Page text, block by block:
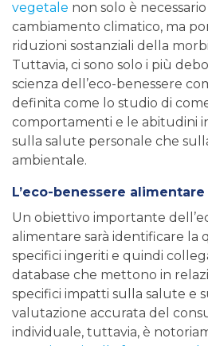
vegetale non solo è
cambiamento climatico, ma
riduzioni sostanziali della
Tuttavia, ci sono solo i più
scienza dell’eco-benessere
definita come lo studio di
comportamenti e le abitudini
sulla salute personale che
ambientale.
L’eco-benessere alimentare
Un obiettivo importante
alimentare sarà identificare la
specifici ingeriti e quindi
database che mettono in
specifici impatti sulla salute e
valutazione accurata del
individuale, tuttavia, è